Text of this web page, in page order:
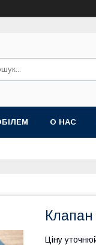
О НАС
Ціну